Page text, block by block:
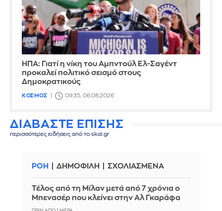
ΗΠΑ: Γιατί η νίκη του Αμπντούλ Ελ-Σαγέντ
προκαλεί πολιτικό σεισμό στους
Δημοκρατικούς
ΚΟΣΜΟΣ 09:35, 06.08.2026
ΔΙΑΒΑΣΤΕ ΕΠΙΣΗΣ
περισσότερες ειδήσεις από το skai.gr
ΡΟΗ ΔΗΜΟΦΙΛΗ ΣΧΟΛΙΑΣΜΕΝΑ
Τέλος από τη Μίλαν μετά από 7 χρόνια ο
Μπενασέρ που κλείνει στην Αλ Γκαράφα